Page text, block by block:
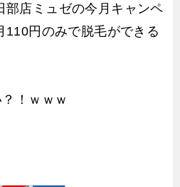
部店ミュゼの今月キャンペ
110円のみで脱毛ができる
！ｗｗｗ